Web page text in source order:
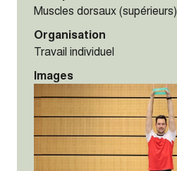
Muscles dorsaux (supérieurs)
Organisation
Travail individuel
Images